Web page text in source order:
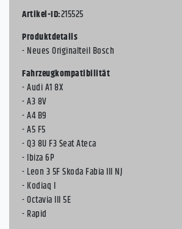
Artikel-ID:215525
Produktdetails
- Neues Originalteil Bosch
Fahrzeugkompatibilität
- Audi A1 8X
- A3 8V
- A4 B9
- A5 F5
- Q3 8U F3 Seat Ateca
- Ibiza 6P
- Leon 3 5F Skoda Fabia III NJ
- Kodiaq I
- Octavia III 5E
- Rapid